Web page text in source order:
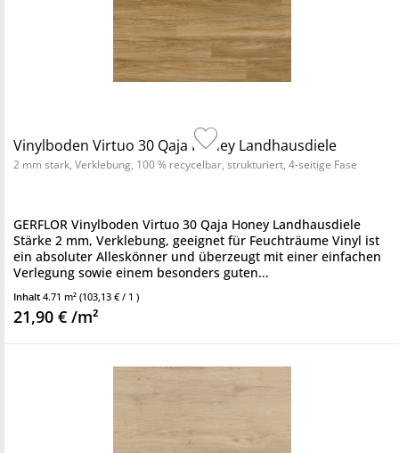
Vinylboden Virtuo 30 Qaja Honey Landhausdiele
2 mm stark, Verklebung, 100 % recycelbar, strukturiert, 4-seitige Fase
GERFLOR Vinylboden Virtuo 30 Qaja Honey Landhausdiele
Stärke 2 mm, Verklebung, geeignet für Feuchträume Vinyl ist
ein absoluter Alleskönner und überzeugt mit einer einfachen
Verlegung sowie einem besonders guten...
Inhalt 4.71 m² (103,13 € / 1 )
21,90 € /m²